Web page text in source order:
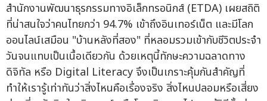
สำนักงานพัฒนาธุรกรรมทางอิเล็กทรอนิกส์ (ETDA) เผยสถิติ
ที่น่าสนใจว่าคนไทยกว่า 94.7% เข้าถึงอินเทอร์เน็ต และมีโลก
ออนไลน์เสมือน "บ้านหลังที่สอง" ที่หลอมรวมเข้ากับชีวิตประจำ
วันจนแทบเป็นเนื้อเดียวกัน ด้วยเหตุนี้ทักษะความฉลาดทาง
ดิจิทัล หรือ Digital Literacy จึงเป็นเกราะคุ้มกันสำคัญที่
ทำให้เรารู้เท่าทันว่าสิ่งไหนคือเรื่องจริง สิ่งไหนปลอมหรือเสี่ยง